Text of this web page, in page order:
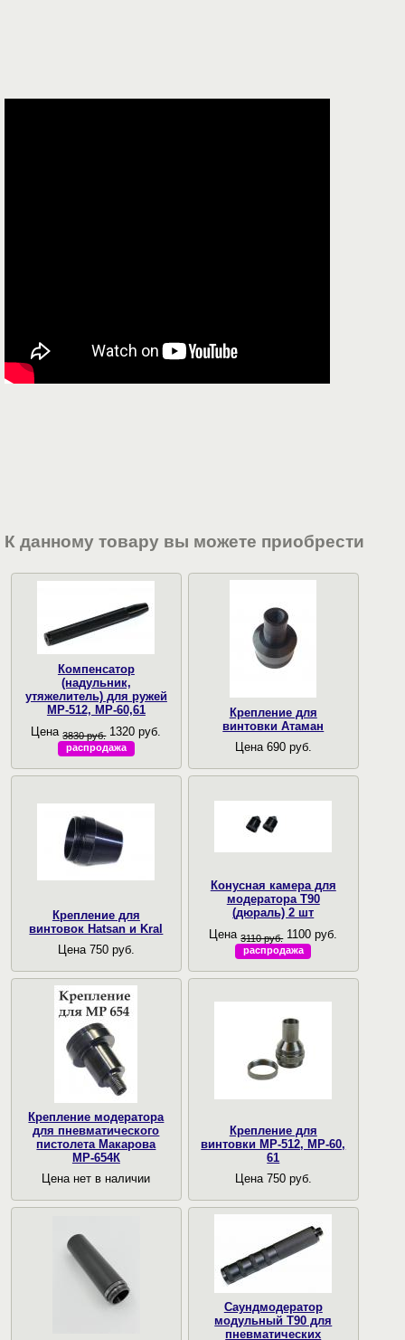
К данному товару вы можете приобрести
Компенсатор
(надульник,
утяжелитель) для ружей
МР-512, МР-60,61
Цена3830 руб. 1320 руб.
распродажа
Крепление для
винтовки Атаман
Цена 690 руб.
Крепление для
винтовок Hatsan и Kral
Цена 750 руб.
Конусная камера для
модератора Т90
(дюраль) 2 шт
Цена3110 руб. 1100 руб.
распродажа
Крепление модератора
для пневматического
пистолета Макарова
МР-654К
Цена нет в наличии
Крепление для
винтовки МР-512, МР-60,
61
Цена 750 руб.
Саундмодератор
модульный T90 для
пневматических